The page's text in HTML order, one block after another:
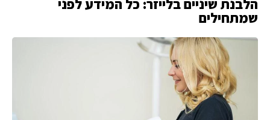
הלבנת שיניים בלייזר: כל המידע לפני
שמתחילים